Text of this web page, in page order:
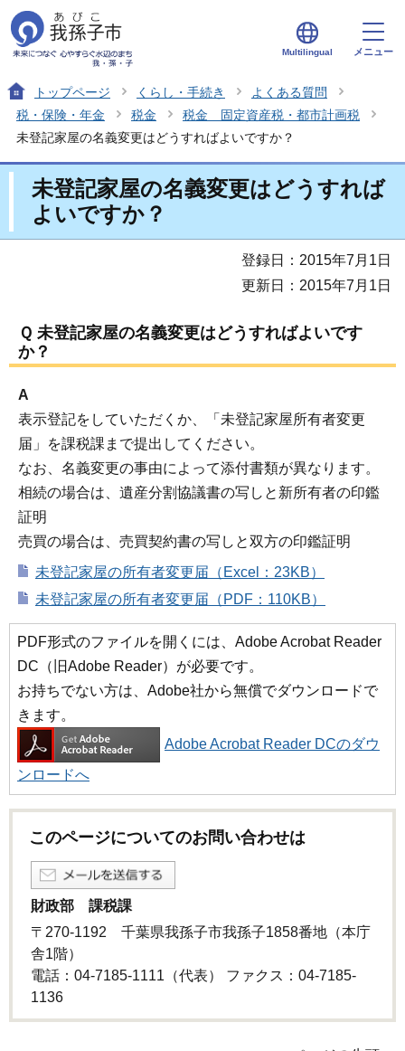
Multilingual メニュー
トップページ くらし・手続き
よくある質問
税・保険・年金
税金
税金 固定資産税・都市計画税
未登記家屋の名義変更はどうすればよいですか？
未登記家屋の名義変更はどうすれば
よいですか？
登録日：2015年7月1日
更新日：2015年7月1日
Ｑ 未登記家屋の名義変更はどうすればよいです
か？
A
表示登記をしていただくか、「未登記家屋所有者変更
届」を課税課まで提出してください。
なお、名義変更の事由によって添付書類が異なります。
相続の場合は、遺産分割協議書の写しと新所有者の印鑑
証明
売買の場合は、売買契約書の写しと双方の印鑑証明
未登記家屋の所有者変更届（Excel：23KB）
未登記家屋の所有者変更届（PDF：110KB）
PDF形式のファイルを開くには、Adobe Acrobat Reader
DC（旧Adobe Reader）が必要です。
お持ちでない方は、Adobe社から無償でダウンロードで
きます。
Adobe Acrobat Reader DCのダウ
ンロードへ
このページについてのお問い合わせは
財政部 課税課
〒270-1192 千葉県我孫子市我孫子1858番地（本庁
舎1階）
電話：04-7185-1111（代表） ファクス：04-7185-
1136